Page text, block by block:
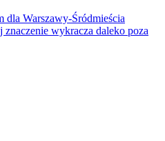
dla Warszawy-Śródmieścia
znaczenie wykracza daleko poza